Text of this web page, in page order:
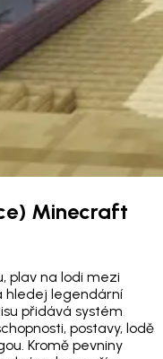
Minecraft
plav na lodi mezi
hledej legendární
přidává systém
postavy, lodě
Kromě pevniny